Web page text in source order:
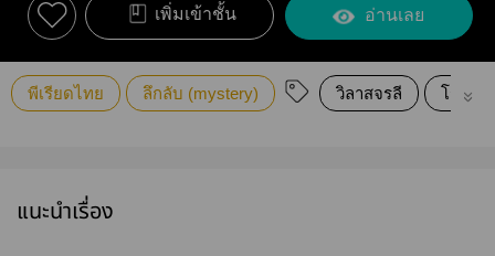
เพิ่มเข้าชั้น อ่านเลย
พีเรียดไทย ลึกลับ (mystery) วิลาสจรลี โรแม
แนะนำเรื่อง